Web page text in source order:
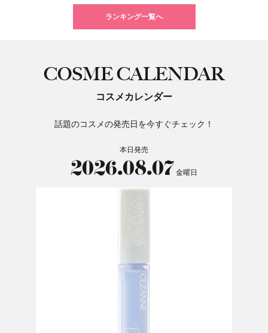
ランキング一覧へ
COSME CALENDAR
コスメカレンダー
話題のコスメの発売日を今すぐチェック！
本日発売
2026.08.07 金曜日